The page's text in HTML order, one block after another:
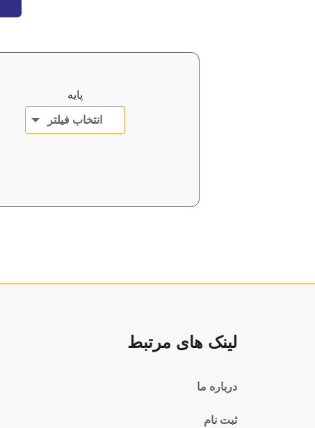
پایه
انتخاب فیلتر
لینک های مرتبط
درباره ما
ثبت نام